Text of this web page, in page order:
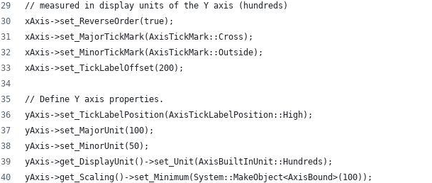
// measured in display units of the Y axis (hundreds)
xAxis->set_ReverseOrder(true);
xAxis->set_MajorTickMark(AxisTickMark::Cross);
xAxis->set_MinorTickMark(AxisTickMark::Outside);
xAxis->set_TickLabelOffset(200);
// Define Y axis properties.
yAxis->set_TickLabelPosition(AxisTickLabelPosition::High);
yAxis->set_MajorUnit(100);
yAxis->set_MinorUnit(50);
yAxis->get_DisplayUnit()->set_Unit(AxisBuiltInUnit::Hundreds);
yAxis->get_Scaling()->set_Minimum(System::MakeObject<AxisBound>(100));